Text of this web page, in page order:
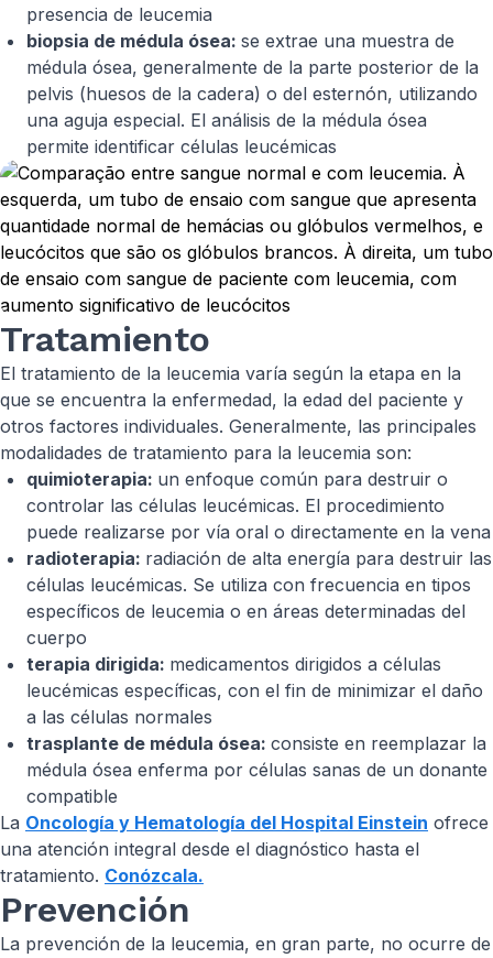
presencia de leucemia
biopsia de médula ósea: se extrae una muestra de
médula ósea, generalmente de la parte posterior de la
pelvis (huesos de la cadera) o del esternón, utilizando
una aguja especial. El análisis de la médula ósea
permite identificar células leucémicas
Tratamiento
El tratamiento de la leucemia varía según la etapa en la
que se encuentra la enfermedad, la edad del paciente y
otros factores individuales. Generalmente, las principales
modalidades de tratamiento para la leucemia son:
quimioterapia: un enfoque común para destruir o
controlar las células leucémicas. El procedimiento
puede realizarse por vía oral o directamente en la vena
radioterapia: radiación de alta energía para destruir las
células leucémicas. Se utiliza con frecuencia en tipos
específicos de leucemia o en áreas determinadas del
cuerpo
terapia dirigida: medicamentos dirigidos a células
leucémicas específicas, con el fin de minimizar el daño
a las células normales
trasplante de médula ósea: consiste en reemplazar la
médula ósea enferma por células sanas de un donante
compatible
La Oncología y Hematología del Hospital Einstein ofrece
una atención integral desde el diagnóstico hasta el
tratamiento. Conózcala.
Prevención
La prevención de la leucemia, en gran parte, no ocurre de